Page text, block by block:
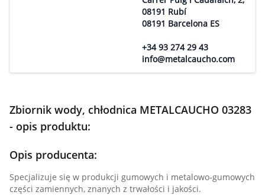
08191 Rubí
08191 Barcelona ES
+34 93 274 29 43
info@metalcaucho.com
Zbiornik wody, chłodnica METALCAUCHO 03283
- opis produktu:
Opis producenta:
Specjalizuje się w produkcji gumowych i metalowo-gumowych
części zamiennych, znanych z trwałości i jakości.